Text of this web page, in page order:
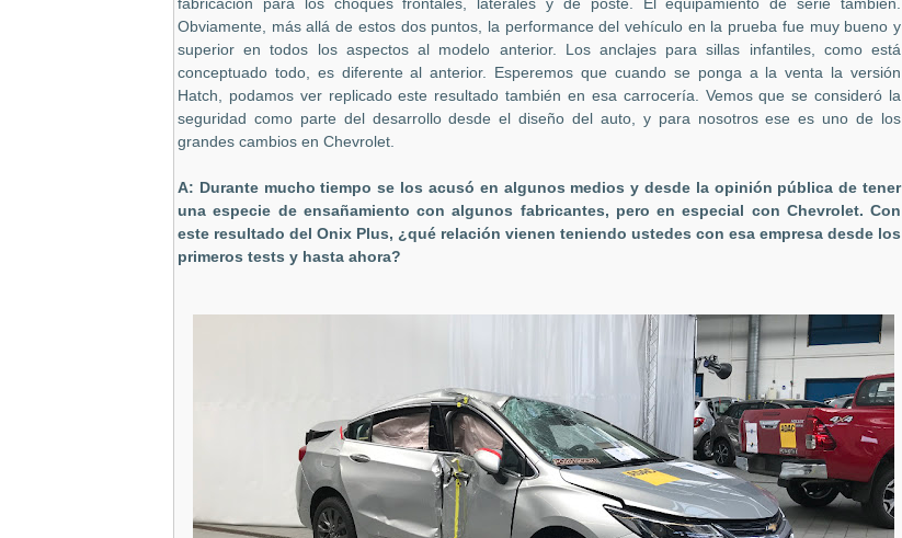
fabricación para los choques frontales, laterales y de poste. El equipamiento de serie también.
Obviamente, más allá de estos dos puntos, la performance del vehículo en la prueba fue muy bueno y
superior en todos los aspectos al modelo anterior. Los anclajes para sillas infantiles, como está
conceptuado todo, es diferente al anterior. Esperemos que cuando se ponga a la venta la versión
Hatch, podamos ver replicado este resultado también en esa carrocería. Vemos que se consideró la
seguridad como parte del desarrollo desde el diseño del auto, y para nosotros ese es uno de los
grandes cambios en Chevrolet.
A: Durante mucho tiempo se los acusó en algunos medios y desde la opinión pública de tener
una especie de ensañamiento con algunos fabricantes, pero en especial con Chevrolet. Con
este resultado del Onix Plus, ¿qué relación vienen teniendo ustedes con esa empresa desde los
primeros tests y hasta ahora?